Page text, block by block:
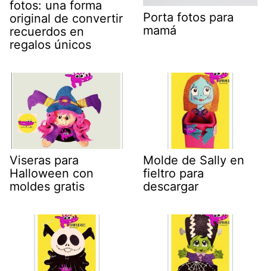
fotos: una forma
original de convertir
recuerdos en
regalos únicos
Porta fotos para
mamá
Viseras para
Halloween con
moldes gratis
Molde de Sally en
fieltro para
descargar